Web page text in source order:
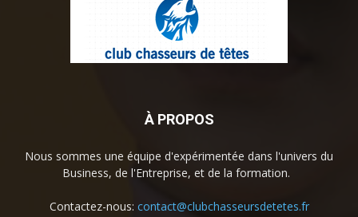
À PROPOS
Nous sommes une équipe d'expérimentée dans l'univers du
Business, de l'Entreprise, et de la formation.
Contactez-nous: contact@clubchasseursdetetes.fr